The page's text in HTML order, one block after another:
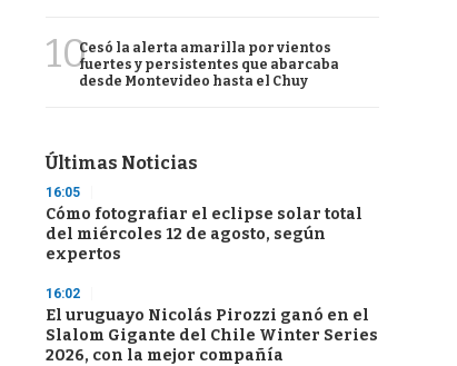
10Cesó la alerta amarilla por vientos
fuertes y persistentes que abarcaba
desde Montevideo hasta el Chuy
Últimas Noticias
16:05
Cómo fotografiar el eclipse solar total
del miércoles 12 de agosto, según
expertos
16:02
El uruguayo Nicolás Pirozzi ganó en el
Slalom Gigante del Chile Winter Series
2026, con la mejor compañía